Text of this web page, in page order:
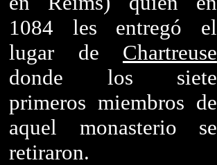
1084 les entregó el
lugar de Chartreuse
donde los siete
primeros miembros de
aquel monasterio se
retiraron.